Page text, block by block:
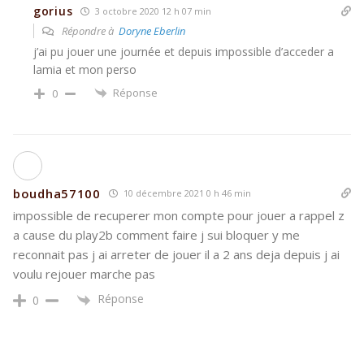
gorius 3 octobre 2020 12 h 07 min
Répondre à Doryne Eberlin
j’ai pu jouer une journée et depuis impossible d’acceder a
lamia et mon perso
0 Réponse
boudha57100 10 décembre 2021 0 h 46 min
impossible de recuperer mon compte pour jouer a rappel z
a cause du play2b comment faire j sui bloquer y me
reconnait pas j ai arreter de jouer il a 2 ans deja depuis j ai
voulu rejouer marche pas
0 Réponse